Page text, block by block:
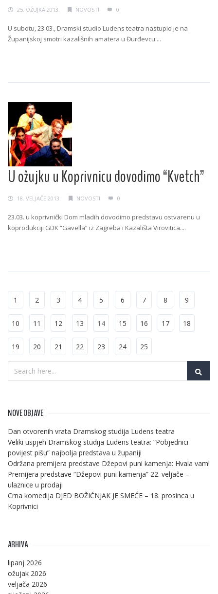
25. OŽUJKA 2013. NOVOSTI 0
U subotu, 23.03., Dramski studio Ludens teatra nastupio je na
Županijskoj smotri kazališnih amatera u Đurđevcu....
U ožujku u Koprivnicu dovodimo “Kvetch”
18. VELJAČE 2013. NOVOSTI 0
23.03. u koprivnički Dom mladih dovodimo predstavu ostvarenu u
koprodukciji GDK “Gavella” iz Zagreba i Kazališta Virovitica....
1 2 3 4 5 6 7 8 9
10 11 12 13 14 15 16 17 18
19 20 21 22 23 24 25
NOVE OBJAVE
Dan otvorenih vrata Dramskog studija Ludens teatra
Veliki uspjeh Dramskog studija Ludens teatra: “Pobjednici
povijest pišu” najbolja predstava u županiji
Održana premijera predstave Džepovi puni kamenja: Hvala vam!
Premijera predstave “Džepovi puni kamenja” 22. veljače –
ulaznice u prodaji
Crna komedija DJED BOŽIĆNJAK JE SMEĆE – 18. prosinca u
Koprivnici
ARHIVA
lipanj 2026
ožujak 2026
veljača 2026